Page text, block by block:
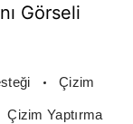
Görseli
Çizim
Çizim Yaptırma